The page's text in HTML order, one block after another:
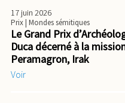
17 juin 2026
Prix| Mondes sémitiques
Le Grand Prix
Duca décerné à la
Peramagron, Irak
Voir